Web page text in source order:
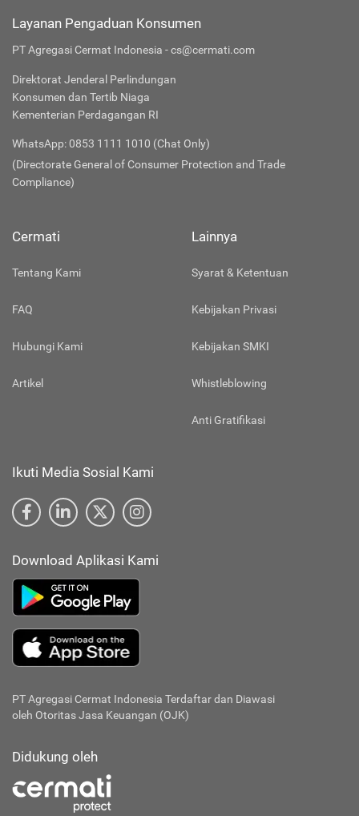
Layanan Pengaduan Konsumen
PT Agregasi Cermat Indonesia - cs@cermati.com
Direktorat Jenderal Perlindungan
Konsumen dan Tertib Niaga
Kementerian Perdagangan RI
WhatsApp: 0853 1111 1010 (Chat Only)
(Directorate General of Consumer Protection and Trade
Compliance)
Cermati
Tentang Kami
FAQ
Hubungi Kami
Artikel
Lainnya
Syarat & Ketentuan
Kebijakan Privasi
Kebijakan SMKI
Whistleblowing
Anti Gratifikasi
Ikuti Media Sosial Kami
Download Aplikasi Kami
PT Agregasi Cermat Indonesia Terdaftar dan Diawasi
oleh Otoritas Jasa Keuangan (OJK)
Didukung oleh